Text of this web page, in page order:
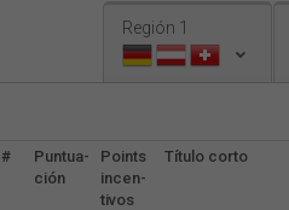
Región 1
#
Puntua-
ción
Points
incen-
tivos
Título corto